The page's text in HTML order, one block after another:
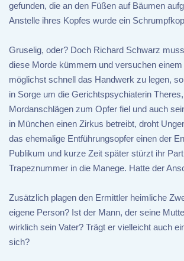
gefunden, die an den Füßen auf Bäumen
Anstelle ihres Kopfes wurde ein
Gruselig, oder? Doch Richard Schwarz
diese Morde kümmern und versuchen einem
möglichst schnell das Handwerk zu legen,
in Sorge um die Gerichtspsychiaterin
Mordanschlägen zum Opfer fiel und auch
in München einen Zirkus betreibt, droht
das ehemalige Entführungsopfer einen der
Publikum und kurze Zeit später stürzt ihr
Trapeznummer in die Manege. Hatte der
Zusätzlich plagen den Ermittler heimliche
eigene Person? Ist der Mann, der seine
wirklich sein Vater? Trägt er vielleicht auch
sich?